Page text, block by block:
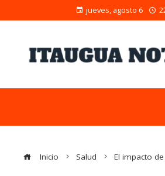
jueves, agosto 6
Inicio Salud El impacto